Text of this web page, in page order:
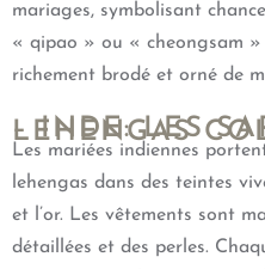
mariages, symbolisant
« qipao » ou « cheongsam
richement brodé et orné de
– INDE: LES
LEHENGAS
Les mariées indiennes
lehengas dans des teintes
et l’or. Les vêtements sont
détaillées et des perles.